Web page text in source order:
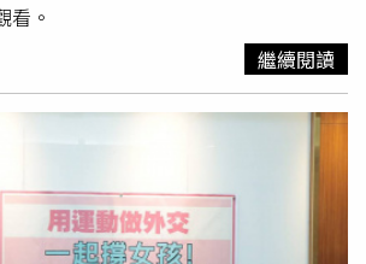
性為「嚴重違法」，這種定性相關刑期
媒報導，李鐵退役後先後擔任廣州恆大
國家隊助理教練、華夏幸福主教練、武
選拔隊主教練、國足主教練。2020年1
國足主教練，2021年12月卸任。在李鐵
賽12強賽中喪失了出線機會，對於歸化
大陸國內球迷炮轟，最終與媒體、球迷
個人微博私自違規為贊助商打廣告被轟
看。
繼續閱讀